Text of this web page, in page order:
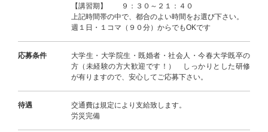
【講習期】 ９：３０～２１：４０
上記時間帯の中で、都合のよい時間をお選び下さい。
週１日・１コマ（９０分）からでもOKです
応募条件
大学生・大学院生・既婚者・社会人・今春大学既卒の
方（未経験の方大歓迎です！） しっかりとした研修
が有りますので、安心してご応募下さい。
待遇
交通費は規定により支給致します。
労災完備